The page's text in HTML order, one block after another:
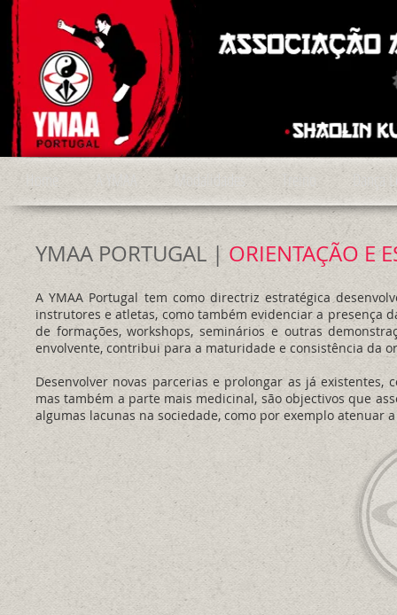
Home A YMAA Modalidades Treino Dança
YMAA PORTUGAL | ORIENTAÇÃO E
A YMAA Portugal tem como directriz estratégica
instrutores e atletas, como também evidenciar a presença
de formações, workshops, seminários e outras
envolvente, contribui para a maturidade e consistência da
Desenvolver novas parcerias e prolongar as já
mas também a parte mais medicinal, são objectivos que
algumas lacunas na sociedade, como por exemplo atenuar